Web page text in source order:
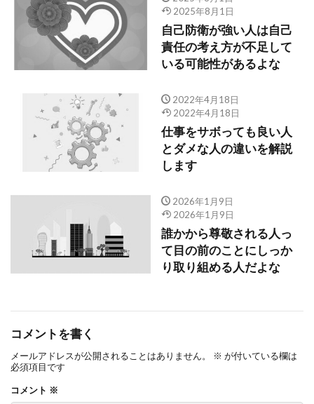
2025年8月1日
自己防衛が強い人は自己
責任の考え方が不足して
いる可能性があるよな
2022年4月18日
2022年4月18日
仕事をサボっても良い人
とダメな人の違いを解説
します
2026年1月9日
2026年1月9日
誰かから尊敬される人っ
て目の前のことにしっか
り取り組める人だよな
コメントを書く
メールアドレスが公開されることはありません。 ※ が付いている欄は
必須項目です
コメント ※